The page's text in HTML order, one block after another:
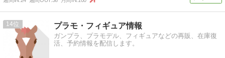
14 プラモ・フィギュア情報
ガンプラ、プラモデル、フィギュアなどの再販、在庫復
活、予約情報を配信します。